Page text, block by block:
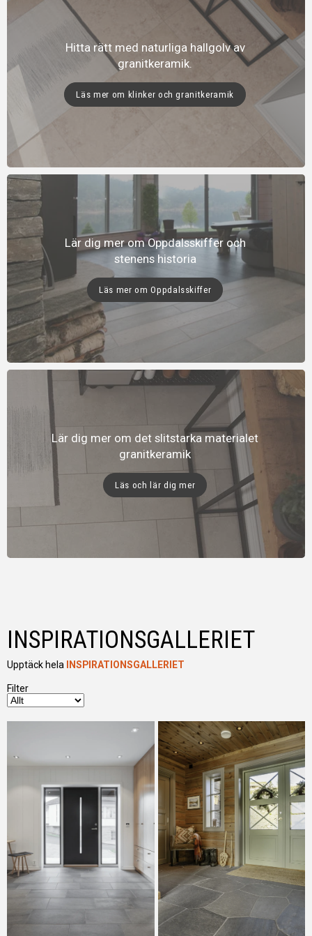
Hitta rätt med naturliga hallgolv av
granitkeramik.
Läs mer om klinker och granitkeramik
Lär dig mer om Oppdalsskiffer och
stenens historia
Läs mer om Oppdalsskiffer
Lär dig mer om det slitstarka materialet
granitkeramik
Läs och lär dig mer
INSPIRATIONSGALLERIET
Upptäck hela INSPIRATIONSGALLERIET
Filter